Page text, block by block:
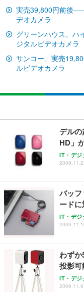
Sezlife
レスト
ョン
務用 お
￥7,680
Sezlife
レスト
ョン
務用
ッシュ
ス圧無
ト 幅
勤務 ブ
￥4,139
【純正
￥49,979
【整備
応
【
グモニ
像低減
￥
ネオ・
￥1,800
Smart
アイリ
ュラー
￥3,731
実売39,800円前後
デオカメラ
グリーンハウス、ハ
ジタルビデオカメラ
サンコー、実売
ルビデオカメラ
デル
HD」
IT・デジ
バッ
ード
IT・デジ
わず
投影
IT・デジ